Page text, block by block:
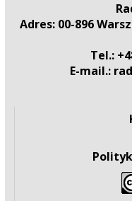
Adres: 00-896
Tel.:
E-mail.: